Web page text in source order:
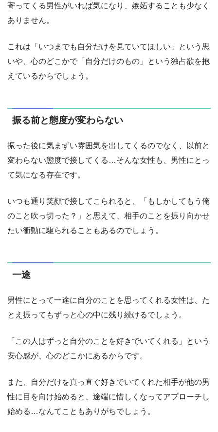
寄ってくる男性がいれば気になり、嫉妬することも少なく
ありません。
これは「いつまでも自分だけを見ていてほしい」という思
いや、心のどこかで「自分だけのもの」という独占欲を抱
えているからでしょう。
振る前と態度が変わらない
振った後に気まずい雰囲気を出してくるのでなく、以前と
変わらない態度で接してくる…そんな女性も、男性にとっ
て気になる存在です。
いつも通り笑顔で接してこられると、「もしかしてもう俺
のこと吹っ切った？」と思えて、相手のことを振り向かせ
たい衝動に駆られることもあるのでしょう。
一途
男性にとって一途に自分のことを思ってくれる女性は、た
とえ振ってもずっと心の中に残り続けるでしょう。
「この人はずっと自分のことを好きでいてくれる」という
安心感が、心のどこかにあるからです。
また、自分だけを真っ直ぐ好きでいてくれた相手が他の男
性に目を向け始めると、途端に惜しくなってアプローチし
始める…なんてこともありがちでしょう。